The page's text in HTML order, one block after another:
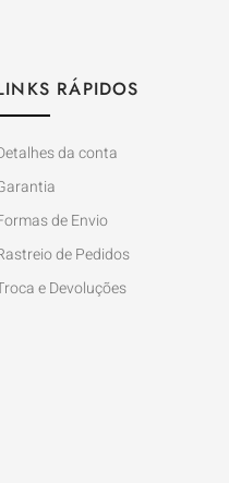
RÁPIDOS
da conta
de Envio
de Pedidos
e Devoluções